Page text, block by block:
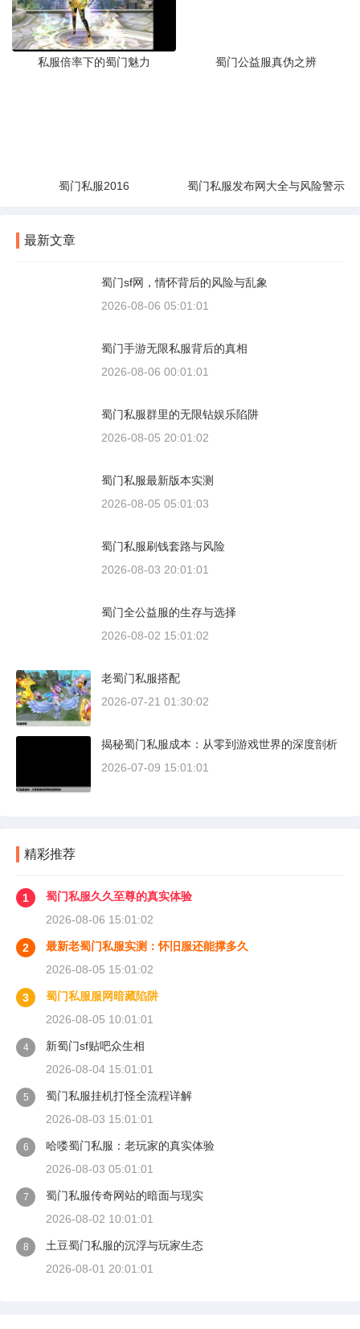
私服倍率下的蜀门魅力 蜀门公益服真伪之辨
蜀门私服2016 蜀门私服发布网大全与风险警示
最新文章
蜀门sf网，情怀背后的风险与乱象
2026-08-06 05:01:01
蜀门手游无限私服背后的真相
2026-08-06 00:01:01
蜀门私服群里的无限钻娱乐陷阱
2026-08-05 20:01:02
蜀门私服最新版本实测
2026-08-05 05:01:03
蜀门私服刷钱套路与风险
2026-08-03 20:01:01
蜀门全公益服的生存与选择
2026-08-02 15:01:02
老蜀门私服搭配
2026-07-21 01:30:02
揭秘蜀门私服成本：从零到游戏世界的深度剖析
2026-07-09 15:01:01
精彩推荐
1
蜀门私服久久至尊的真实体验
2026-08-06 15:01:02
2
最新老蜀门私服实测：怀旧服还能撑多久
2026-08-05 15:01:02
3
蜀门私服服网暗藏陷阱
2026-08-05 10:01:01
4
新蜀门sf贴吧众生相
2026-08-04 15:01:01
5
蜀门私服挂机打怪全流程详解
2026-08-03 15:01:01
6
哈喽蜀门私服：老玩家的真实体验
2026-08-03 05:01:01
7
蜀门私服传奇网站的暗面与现实
2026-08-02 10:01:01
8
土豆蜀门私服的沉浮与玩家生态
2026-08-01 20:01:01